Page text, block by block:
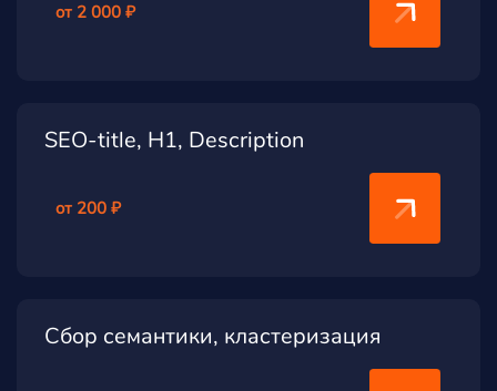
от 2 000 ₽
SEO-title, H1, Description
от 200 ₽
Сбор семантики, кластеризация